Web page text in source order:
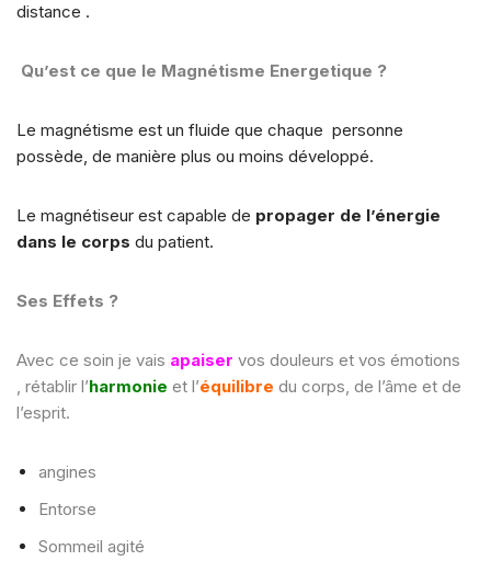
distance .
Qu’est ce que le Magnétisme Energetique ?
Le magnétisme est un fluide que chaque personne
possède, de manière plus ou moins développé.
Le magnétiseur est capable de propager de l’énergie
dans le corps du patient.
Ses Effets ?
Avec ce soin je vais apaiser vos douleurs et vos émotions
, rétablir l’harmonie et l’équilibre du corps, de l’âme et de
l’esprit.
angines
Entorse
Sommeil agité